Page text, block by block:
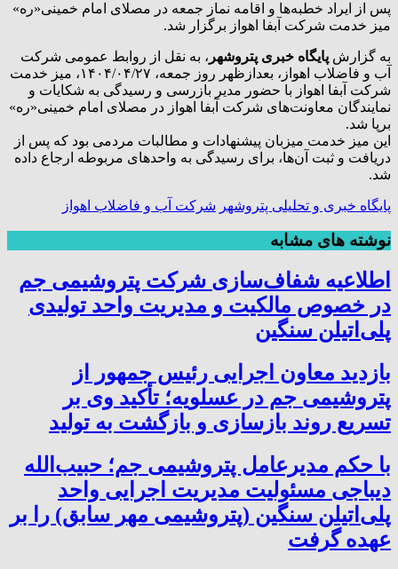
پس از ایراد خطبه‌ها و اقامه نماز جمعه در مصلای امام خمینی«ره»
میز خدمت شرکت آبفا اهواز برگزار شد.
به گزارش پایگاه خبری پتروشهر ، به نقل از روابط عمومی شرکت
آب و فاضلاب اهواز، بعدازظهر روز جمعه، ۱۴۰۴/۰۴/۲۷، میز خدمت
شرکت آبفا اهواز با حضور مدیر بازرسی و رسیدگی به شکایات و
نمایندگان معاونت‌های شرکت آبفا اهواز در مصلای امام خمینی«ره»
برپا شد.
این میز خدمت میزبان پیشنهادات و مطالبات مردمی بود که پس از
دریافت و ثبت آن‌ها، برای رسیدگی به واحد‌های مربوطه ارجاع داده
شد.
پایگاه خبری و تحلیلی پتروشهر شرکت آب و فاضلاب اهواز
نوشته های مشابه
اطلاعیه شفاف‌سازی شرکت پتروشیمی جم
در خصوص مالکیت و مدیریت واحد تولیدی
پلی‌اتیلن سنگین
بازدید معاون اجرایی رئیس جمهور از
پتروشیمی جم در عسلویه؛ تأکید وی بر
تسریع روند بازسازی و بازگشت به تولید
با حکم مدیرعامل پتروشیمی جم؛ حبیب‌الله
دیباجی مسئولیت مدیریت اجرایی واحد
پلی‌اتیلن سنگین (پتروشیمی مهر سابق) را بر
عهده گرفت